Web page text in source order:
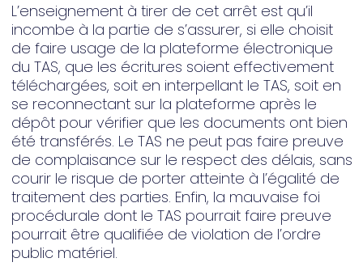
L’enseignement à tirer de cet arrêt est qu’il
incombe à la partie de s’assurer, si elle choisit
de faire usage de la plateforme électronique
du TAS, que les écritures soient effectivement
téléchargées, soit en interpellant le TAS, soit en
se reconnectant sur la plateforme après le
dépôt pour vérifier que les documents ont bien
été transférés. Le TAS ne peut pas faire preuve
de complaisance sur le respect des délais, sans
courir le risque de porter atteinte à l’égalité de
traitement des parties. Enfin, la mauvaise foi
procédurale dont le TAS pourrait faire preuve
pourrait être qualifiée de violation de l’ordre
public matériel.